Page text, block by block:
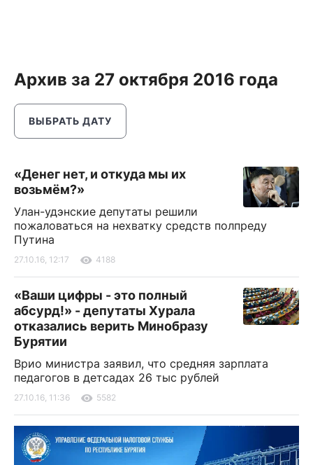
Архив за 27 октября 2016 года
ВЫБРАТЬ ДАТУ
«Денег нет, и откуда мы их
возьмём?»
Улан-удэнские депутаты решили
пожаловаться на нехватку средств полпреду
Путина
27.10.16, 12:17 4188
«Ваши цифры - это полный
абсурд!» - депутаты Хурала
отказались верить Минобразу
Бурятии
Врио министра заявил, что средняя зарплата
педагогов в детсадах 26 тыс рублей
27.10.16, 11:36 5582